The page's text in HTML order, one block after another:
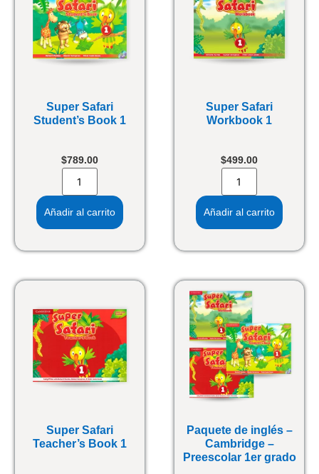
Super Safari
Student’s Book 1
$789.00
Añadir al carrito
Super Safari
Workbook 1
$499.00
Añadir al carrito
Super Safari
Teacher’s Book 1
Paquete de inglés –
Cambridge –
Preescolar 1er grado